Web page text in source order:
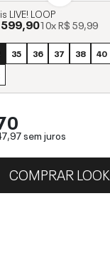
LIVE! LOOP
599,9010xR$ 59,99
35 36 37 38 40
sem juros
COMPRAR LOOK